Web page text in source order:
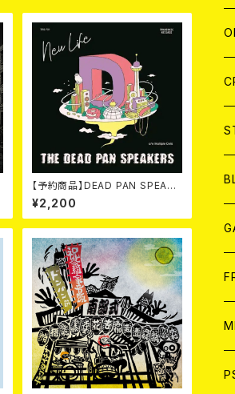
【予約商品】DEAD PAN SPEAKE
RS / New Life (7") 【7月8日発
売】
¥2,200
CD
CD
CD